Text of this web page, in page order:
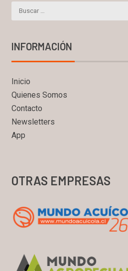
INFORMACIÓN
Inicio
Quienes Somos
Contacto
Newsletters
App
OTRAS EMPRESAS